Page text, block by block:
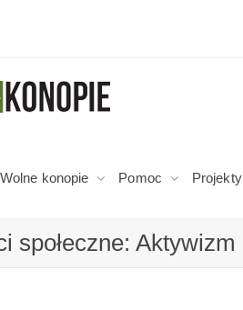
Wolne konopie Pomoc Projekty
społeczne: Aktywizm